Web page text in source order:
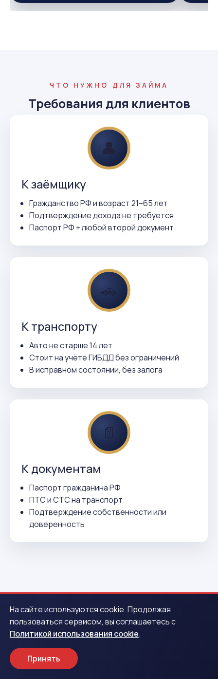
ЧТО НУЖНО ДЛЯ ЗАЙМА
Требования для клиентов
👤
К заёмщику
Гражданство РФ и возраст 21–65 лет
Подтверждение дохода не требуется
Паспорт РФ + любой второй документ
🚗
К транспорту
Авто не старше 14 лет
Стоит на учёте ГИБДД без ограничений
В исправном состоянии, без залога
📄
К документам
Паспорт гражданина РФ
ПТС и СТС на транспорт
Подтверждение собственности или
доверенность
ВСЕГО 3 ДЕЙСТВИЯ
Как получить деньги в
Ясногорске
На сайте используются cookie. Продолжая
пользоваться сервисом, вы соглашаетесь с
Политикой использования cookie.
Принять